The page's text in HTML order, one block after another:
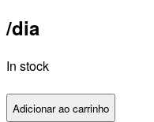
/dia
In stock
Adicionar ao carrinho